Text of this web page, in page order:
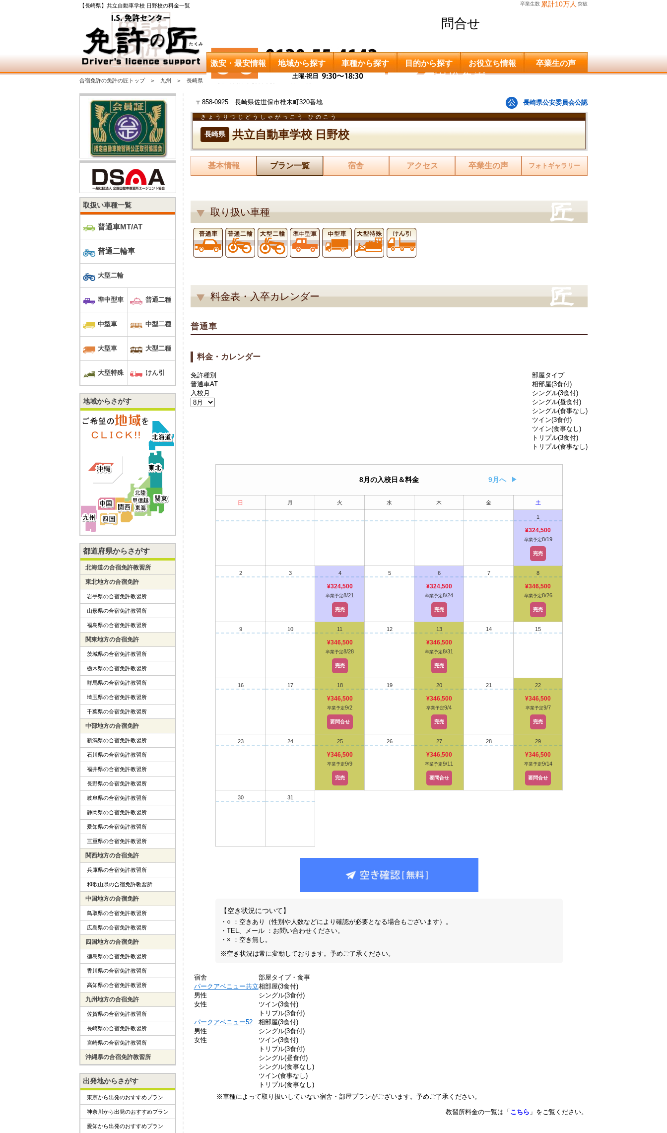
【長崎県】共立自動車学校 日野校の料金一覧 卒業生数 累計10万人 突破
問合せ
申込希望
激安・最安情報 地域から探す 車種から探す 目的から探す お役立ち情報 卒業生の声
合宿免許の免許の匠トップ 九州 長崎県 共立自動車学校 日野校 料金一覧
〒858-0925 長崎県佐世保市椎木町320番地 長崎県公安委員会公認
長崎県 共立自動車学校 日野校
きょうりつじどうしゃがっこう ひのこう
基本情報 プラン一覧 宿舎 アクセス 卒業生の声 フォトギャラリー
取り扱い車種
料金表・入卒カレンダー
普通車
料金・カレンダー
免許種別
普通車AT
入校月
部屋タイプ
相部屋(3食付)
シングル(3食付)
シングル(昼食付)
シングル(食事なし)
ツイン(3食付)
ツイン(食事なし)
トリプル(3食付)
トリプル(食事なし)
8月の入校日＆料金 9月へ
日 月 火 水 木 金 土
1
¥324,500
卒業予定8/19
完売
2 3 4
¥324,500
卒業予定8/21
完売
5 6
¥324,500
卒業予定8/24
完売
7 8
¥346,500
卒業予定8/26
完売
9 10 11
¥346,500
卒業予定8/28
完売
12 13
¥346,500
卒業予定8/31
完売
14 15
16 17 18
¥346,500
卒業予定9/2
要問合せ
19 20
¥346,500
卒業予定9/4
完売
21 22
¥346,500
卒業予定9/7
完売
23 24 25
¥346,500
卒業予定9/9
完売
26 27
¥346,500
卒業予定9/11
要問合せ
28 29
¥346,500
卒業予定9/14
要問合せ
30 31
【空き状況について】
・○ ：空きあり（性別や人数などにより確認が必要となる場合もございます）。
・TEL、メール ：お問い合わせください。
・× ：空き無し。
※空き状況は常に変動しております。予めご了承ください。
宿舎
部屋タイプ・食事
パークアベニュー共立
男性
女性
相部屋(3食付)
シングル(3食付)
ツイン(3食付)
トリプル(3食付)
パークアベニュー52
男性
女性
相部屋(3食付)
シングル(3食付)
ツイン(3食付)
トリプル(3食付)
シングル(昼食付)
シングル(食事なし)
ツイン(食事なし)
トリプル(食事なし)
※車種によって取り扱いしていない宿舎・部屋プランがございます。予めご了承ください。
教習所料金の一覧は「 こちら 」をご覧ください。
取扱い車種一覧
普通車MT/AT
普通二輪車
大型二輪
準中型車 普通二種
中型車 中型二種
大型車 大型二種
大型特殊 けん引
地域からさがす
都道府県からさがす
北海道の合宿免許教習所
東北地方の合宿免許
岩手県の合宿免許教習所
山形県の合宿免許教習所
福島県の合宿免許教習所
関東地方の合宿免許
茨城県の合宿免許教習所
栃木県の合宿免許教習所
群馬県の合宿免許教習所
埼玉県の合宿免許教習所
千葉県の合宿免許教習所
中部地方の合宿免許
新潟県の合宿免許教習所
石川県の合宿免許教習所
福井県の合宿免許教習所
長野県の合宿免許教習所
岐阜県の合宿免許教習所
静岡県の合宿免許教習所
愛知県の合宿免許教習所
三重県の合宿免許教習所
関西地方の合宿免許
兵庫県の合宿免許教習所
和歌山県の合宿免許教習所
中国地方の合宿免許
鳥取県の合宿免許教習所
広島県の合宿免許教習所
四国地方の合宿免許
徳島県の合宿免許教習所
香川県の合宿免許教習所
高知県の合宿免許教習所
九州地方の合宿免許
佐賀県の合宿免許教習所
長崎県の合宿免許教習所
宮崎県の合宿免許教習所
沖縄県の合宿免許教習所
出発地からさがす
東京から出発のおすすめプラン
神奈川から出発のおすすめプラン
愛知から出発のおすすめプラン